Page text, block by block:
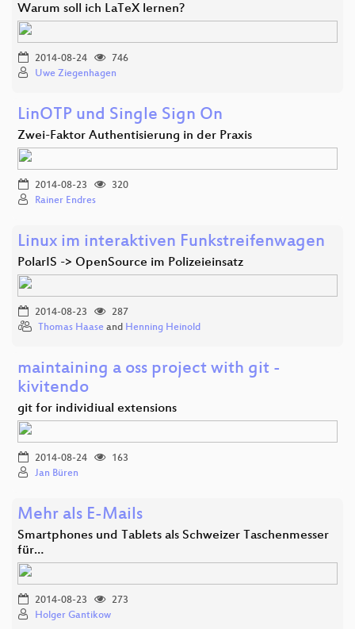
Warum soll ich LaTeX lernen?
2014-08-24
746
Uwe Ziegenhagen
LinOTP und Single Sign On
Zwei-Faktor Authentisierung in der Praxis
2014-08-23
320
Rainer Endres
Linux im interaktiven Funkstreifenwagen
PolarIS -> OpenSource im Polizeieinsatz
2014-08-23
287
Thomas Haase and Henning Heinold
maintaining a oss project with git -
kivitendo
git for individiual extensions
2014-08-24
163
Jan Büren
Mehr als E-Mails
Smartphones und Tablets als Schweizer Taschenmesser
für…
2014-08-23
273
Holger Gantikow